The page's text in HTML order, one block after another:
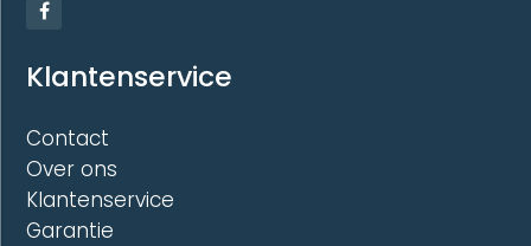
Klantenservice
Contact
Over ons
Klantenservice
Garantie